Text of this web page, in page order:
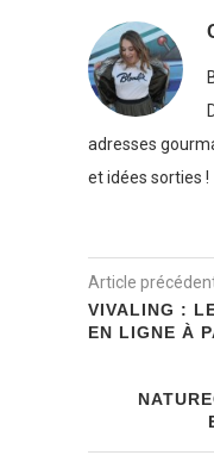
adresses
et idées sorties !
Article
VIVALING :
EN LIGNE À